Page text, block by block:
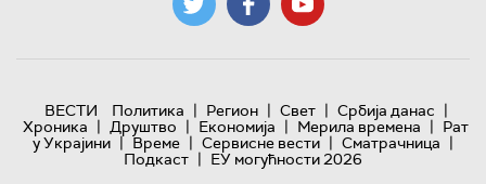
ВЕСТИ Политика | Регион | Свет | Србија данас |
Хроника | Друштво | Економија | Мерила времена | Рат
у Украјини | Време | Сервисне вести | Сматрачница |
Подкаст | ЕУ могућности 2026